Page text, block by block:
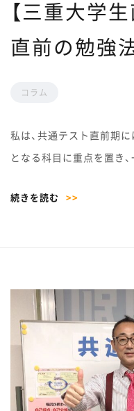
【三重大学
直前の勉強
コラム
私は、共通テスト直前期
となる科目に重点を置き
続きを読む >>